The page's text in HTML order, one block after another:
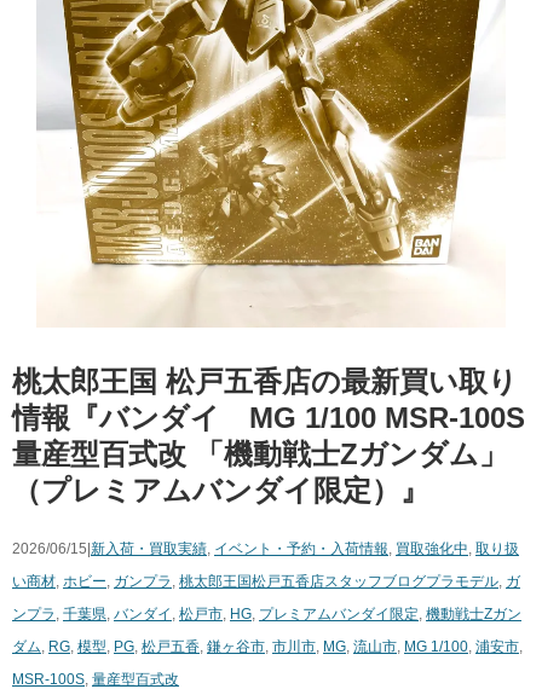
桃太郎王国 松戸五香店の最新買い取り
情報『バンダイ MG ​1/100 ​MSR-100S
​量産型百式改 ​「機動戦士Zガンダム」
（プレミアムバンダイ限定）』
2026/06/15|新入荷・買取実績 イベント・予約・入荷情報 買取強化中 取り扱
い商材 ホビー ガンプラ 桃太郎王国松戸五香店スタッフブログプラモデル ガ
ンプラ 千葉県 バンダイ 松戸市 HG プレミアムバンダイ限定 機動戦士Zガン
ダム RG 模型 PG 松戸五香 鎌ヶ谷市 市川市 MG 流山市 MG ​1/100 浦安市
MSR-100S 量産型百式改